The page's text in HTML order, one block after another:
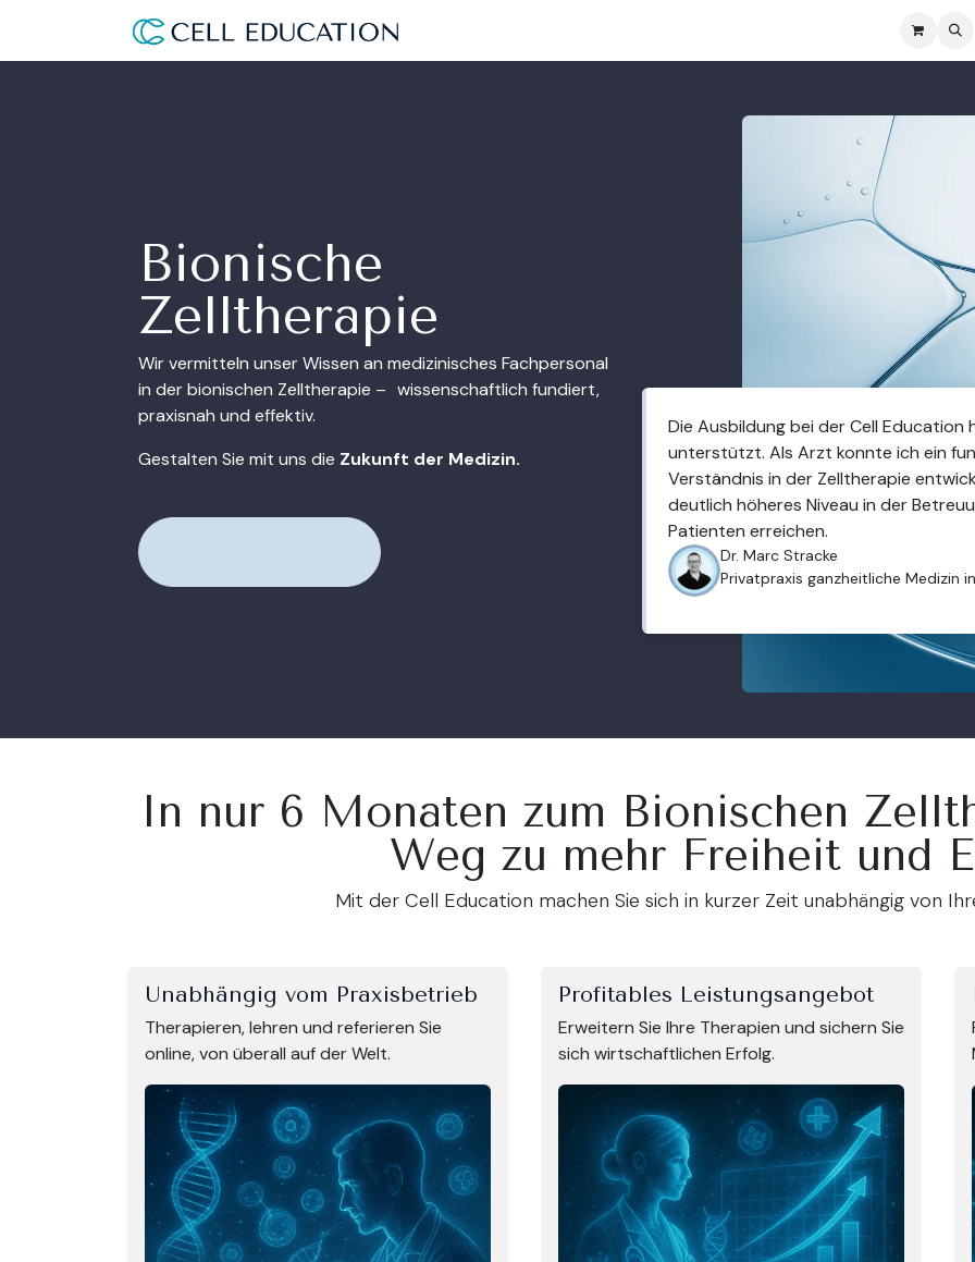
Bionische
Zelltherapie
Wir vermitteln unser Wissen an medizinisches Fachpersonal
in der bionischen Zelltherapie – wissenschaftlich fundiert,
praxisnah und effektiv.
Gestalten Sie mit uns die Zukunft der Medizin.
Die Ausbildung bei der Cell Education
unterstützt. Als Arzt konnte ich ein
Verständnis in der Zelltherapie
deutlich höheres Niveau in der
Patienten erreichen.
Dr. Marc Stracke
Privatpraxis ganzheitliche Medizin
In nur 6 Monaten zum Bionischen
Weg zu mehr Freiheit und
Mit der Cell Education machen Sie sich in kurzer Zeit unabhängig von
Unabhängig vom Praxisbetrieb
Therapieren, lehren und referieren Sie
online, von überall auf der Welt.
Profitables Leistungsangebot
Erweitern Sie Ihre Therapien und sichern Sie
sich wirtschaftlichen Erfolg.